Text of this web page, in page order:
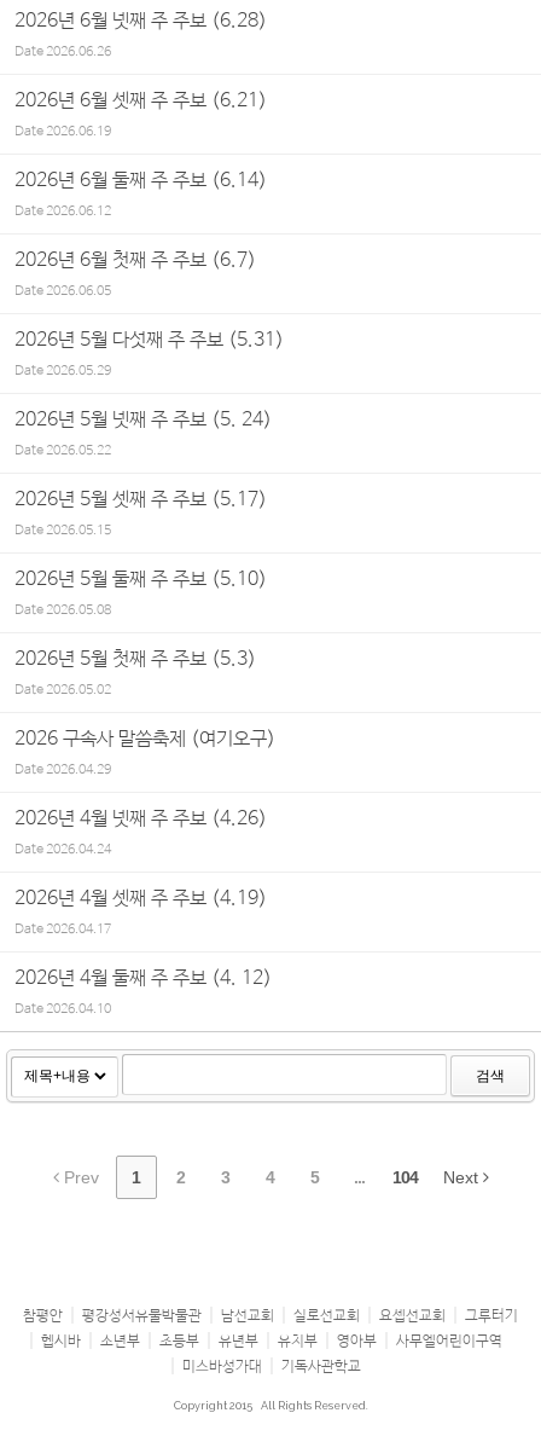
2026년 6월 넷째 주 주보 (6.28)
Date2026.06.26
2026년 6월 셋째 주 주보 (6.21)
Date2026.06.19
2026년 6월 둘째 주 주보 (6.14)
Date2026.06.12
2026년 6월 첫째 주 주보 (6.7)
Date2026.06.05
2026년 5월 다섯째 주 주보 (5.31)
Date2026.05.29
2026년 5월 넷째 주 주보 (5. 24)
Date2026.05.22
2026년 5월 셋째 주 주보 (5.17)
Date2026.05.15
2026년 5월 둘째 주 주보 (5.10)
Date2026.05.08
2026년 5월 첫째 주 주보 (5.3)
Date2026.05.02
2026 구속사 말씀축제 (여기오구)
Date2026.04.29
2026년 4월 넷째 주 주보 (4.26)
Date2026.04.24
2026년 4월 셋째 주 주보 (4.19)
Date2026.04.17
2026년 4월 둘째 주 주보 (4. 12)
Date2026.04.10
검색
Prev 1 2 3 4 5 ... 104 Next
참평안 평강성서유물박물관 남선교회 실로선교회 요셉선교회
그루터기
헵시바
소년부 초등부 유년부 유치부 영아부
사무엘어린이구역
미스바성가대
기독사관학교
Copyright 2015 All Rights Reserved.